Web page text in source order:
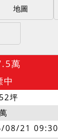
地圖
萬
中
坪
08/21 09:30